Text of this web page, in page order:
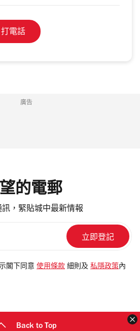
打電話
廣告
的電郵
，緊貼城中最新情報
閣下同意 使用條款 細則及 私隱政策 內
Back to Top